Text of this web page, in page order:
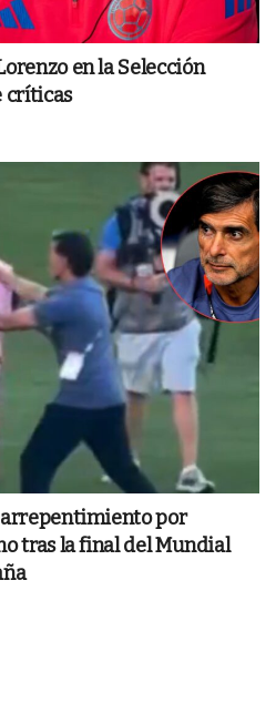
en la Selección
críticas
arrepentimiento por
tras la final del Mundial